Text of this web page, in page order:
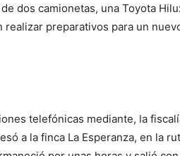
dos camionetas, una Toyota
preparativos para un
telefónicas mediante, la
a la finca La Esperanza, en la